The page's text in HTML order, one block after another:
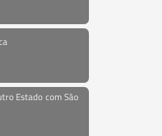
Estado com São